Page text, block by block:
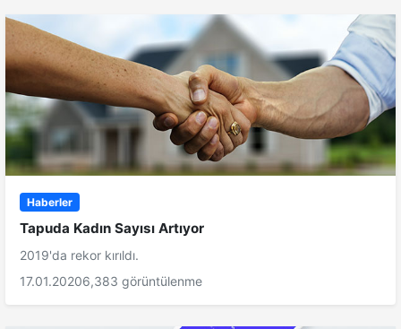
Haberler
Tapuda Kadın Sayısı Artıyor
2019'da rekor kırıldı.
17.01.20206,383 görüntülenme